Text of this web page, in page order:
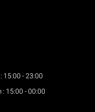
15:00 - 23:00
: 15:00 - 00:00